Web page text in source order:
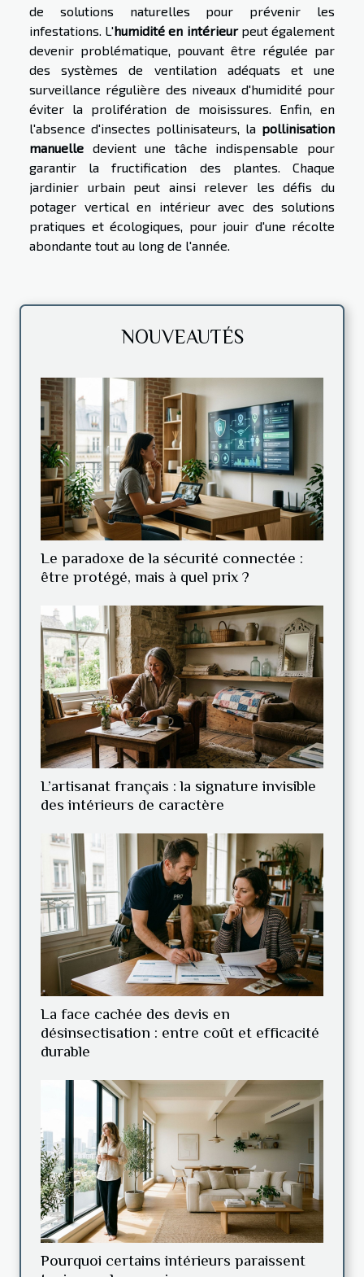
de solutions naturelles pour prévenir les
infestations. L'humidité en intérieurpeut également
devenir problématique, pouvant être régulée par
des systèmes de ventilation adéquats et une
surveillance régulière des niveaux d'humidité pour
éviter la prolifération de moisissures. Enfin, en
l'absence d'insectes pollinisateurs, la pollinisation
manuelle devient une tâche indispensable pour
garantir la fructification des plantes. Chaque
jardinier urbain peut ainsi relever les défis du
potager vertical en intérieur avec des solutions
pratiques et écologiques, pour jouir d'une récolte
abondante tout au long de l'année.
NOUVEAUTÉS
Le paradoxe de la sécurité connectée :
être protégé, mais à quel prix ?
L’artisanat français : la signature invisible
des intérieurs de caractère
La face cachée des devis en
désinsectisation : entre coût et efficacité
durable
Pourquoi certains intérieurs paraissent